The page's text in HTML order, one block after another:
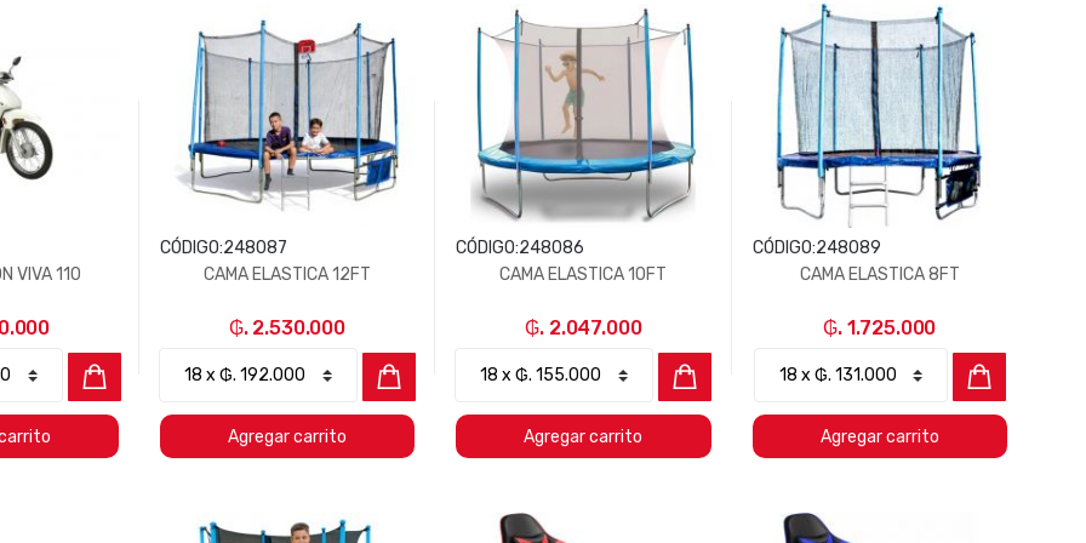
VIVA 110
CÓDIGO:248087
CAMA ELASTICA 12FT
₲. 2.530.000
Agregar carrito
CÓDIGO:248086
CAMA ELASTICA 10FT
₲. 2.047.000
Agregar carrito
CÓDIGO:248089
CAMA ELASTICA 8FT
₲. 1.725.000
Agregar carrito